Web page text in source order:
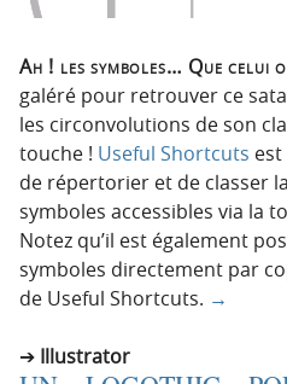
Ah ! les symboles… Que celui
galéré pour retrouver ce
les circonvolutions de son
touche ! Useful Shortcuts
de répertorier et de classer
symboles accessibles via la
Notez qu’il est également
symboles directement par
de Useful Shortcuts. →
Illustrator